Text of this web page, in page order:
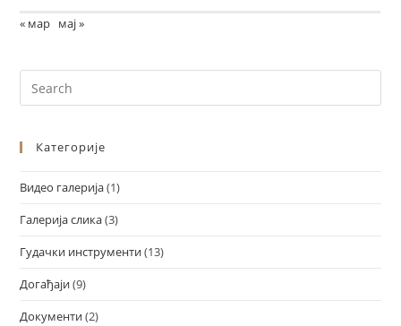
« мар мај »
Категорије
Видео галерија(1)
Галерија слика(3)
Гудачки инструменти(13)
Догађаји(9)
Документи(2)